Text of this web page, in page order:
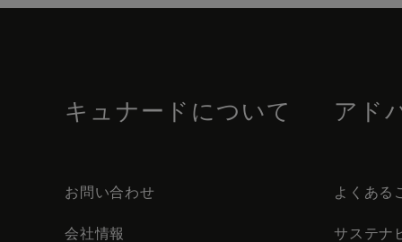
キュナードについて
お問い合わせ
会社情報
アド
よくある
サステナ